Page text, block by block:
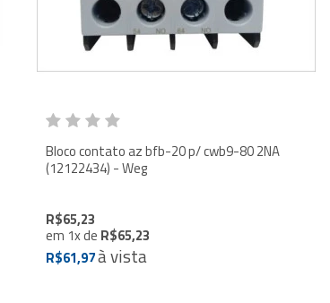
Bloco contato az bfb-20 p/ cwb9-80 2NA
(12122434) - Weg
R$65,23
em 1xde R$65,23
R$61,97à vista